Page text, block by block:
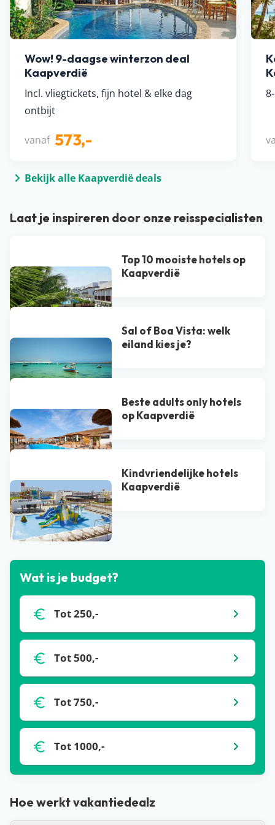
Wow! 9-daagse winterzon deal
Kaapverdië
Incl. vliegtickets, fijn hotel & elke dag
ontbijt
vanaf 573,-
Bekijk alle Kaapverdië deals
Laat je inspireren door onze reisspecialisten
Top 10 mooiste hotels op
Kaapverdië
Sal of Boa Vista​: welk
eiland kies je?
Beste adults only hotels
op Kaapverdië
Kindvriendelijke hotels
Kaapverdië
Bekijk alle blogs
Wat is je budget?
Tot 250,-
Tot 500,-
Tot 750,-
Tot 1000,-
Hoe werkt vakantiedealz